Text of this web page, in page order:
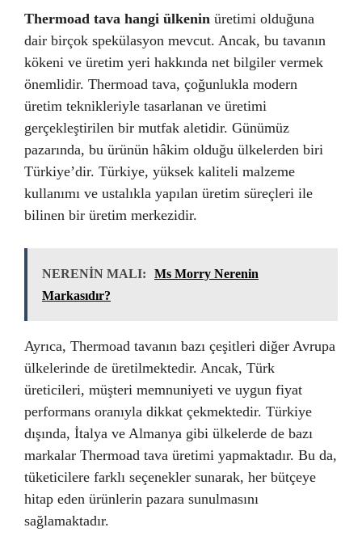
Thermoad tava hangi ülkenin üretimi olduğuna
dair birçok spekülasyon mevcut. Ancak, bu tavanın
kökeni ve üretim yeri hakkında net bilgiler vermek
önemlidir. Thermoad tava, çoğunlukla modern
üretim teknikleriyle tasarlanan ve üretimi
gerçekleştirilen bir mutfak aletidir. Günümüz
pazarında, bu ürünün hâkim olduğu ülkelerden biri
Türkiye’dir. Türkiye, yüksek kaliteli malzeme
kullanımı ve ustalıkla yapılan üretim süreçleri ile
bilinen bir üretim merkezidir.
NERENİN MALI:
Ms Morry Nerenin
Markasıdır?
Ayrıca, Thermoad tavanın bazı çeşitleri diğer Avrupa
ülkelerinde de üretilmektedir. Ancak, Türk
üreticileri, müşteri memnuniyeti ve uygun fiyat
performans oranıyla dikkat çekmektedir. Türkiye
dışında, İtalya ve Almanya gibi ülkelerde de bazı
markalar Thermoad tava üretimi yapmaktadır. Bu da,
tüketicilere farklı seçenekler sunarak, her bütçeye
hitap eden ürünlerin pazara sunulmasını
sağlamaktadır.